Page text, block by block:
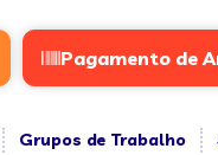
Pagamento de
Grupos de Trabalho